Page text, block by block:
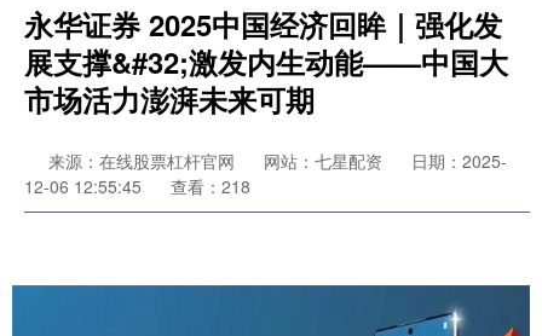
永华证券 2025中国经济回眸｜强化发
展支撑&#32;激发内生动能——中国大
市场活力澎湃未来可期
来源：在线股票杠杆官网 网站：七星配资
日期：2025-
12-06 12:55:45
查看：218